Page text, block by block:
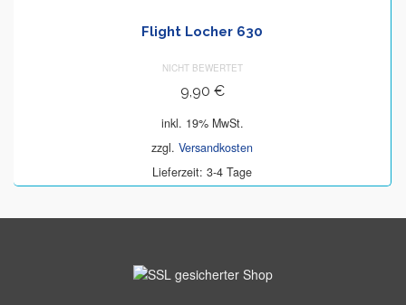
Flight Locher 630
NICHT BEWERTET
9,90 €
inkl. 19% MwSt.
zzgl. Versandkosten
Lieferzeit: 3-4 Tage